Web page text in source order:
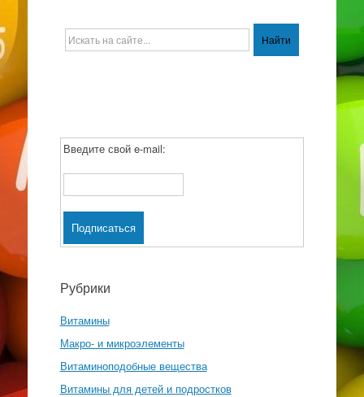
Введите свой e-mail:
Рубрики
Витамины
Макро- и микроэлементы
Витаминоподобные вещества
Витамины для детей и подростков